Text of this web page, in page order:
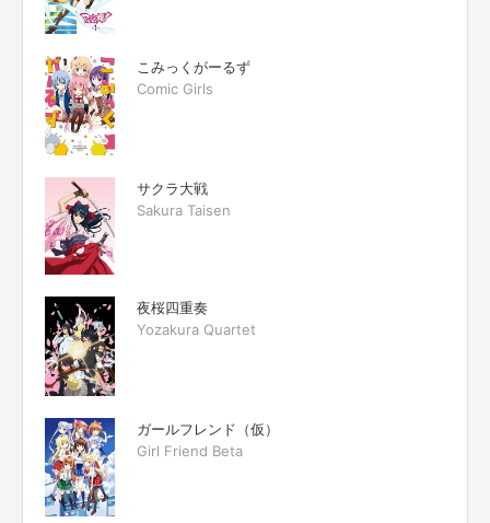
こみっくがーるず
Comic Girls
サクラ大戦
Sakura Taisen
夜桜四重奏
Yozakura Quartet
ガールフレンド（仮）
Girl Friend Beta